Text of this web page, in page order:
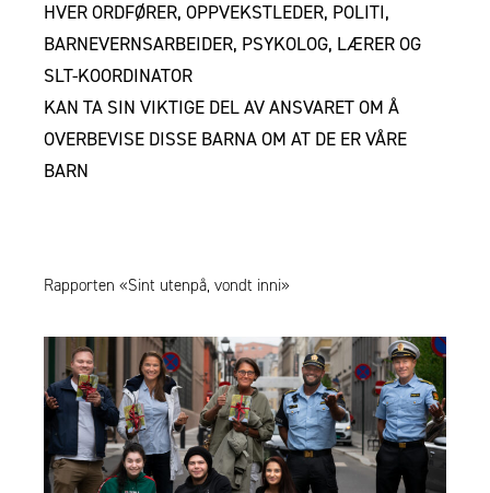
HVER ORDFØRER, OPPVEKSTLEDER, POLITI,
BARNEVERNSARBEIDER, PSYKOLOG, LÆRER OG
SLT-KOORDINATOR
KAN TA SIN VIKTIGE DEL AV ANSVARET OM Å
OVERBEVISE DISSE BARNA OM AT DE ER VÅRE
BARN
Rapporten «Sint utenpå, vondt inni»